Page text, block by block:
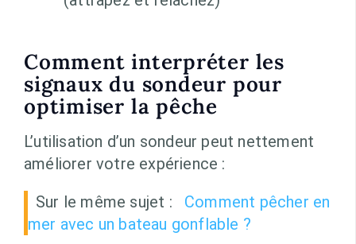
Comment interpréter les
signaux du sondeur pour
optimiser la pêche
L’utilisation d’un sondeur peut nettement
améliorer votre expérience :
Sur le même sujet :
Comment pêcher en
mer avec un bateau gonflable ?